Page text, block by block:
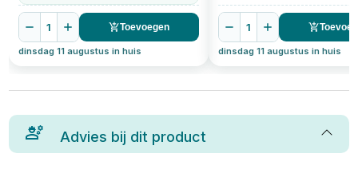
1 Toevoegen
dinsdag 11 augustus in huis
1
dinsdag 11 augustus in huis
Advies bij dit product